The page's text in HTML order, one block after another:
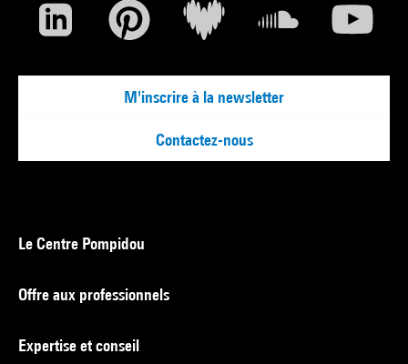
M'inscrire à la newsletter
Contactez-nous
Le Centre Pompidou
Offre aux professionnels
Expertise et conseil